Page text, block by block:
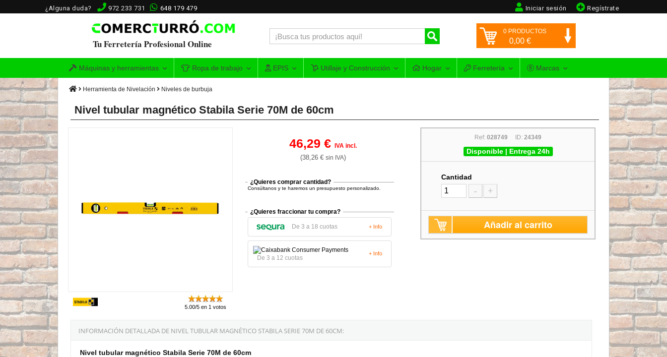
¿Alguna duda? 972 233 731 648 179 479 Regístrate
Iniciar sesión
Tu Ferretería Profesional Online
0 PRODUCTOS
0,00 €
Máquinas y herramientas Ropa de trabajo EPIS Utillaje y Construcción Hogar Ferretería Marcas
Herramienta de Nivelación Niveles de burbuja
Nivel tubular magnético Stabila Serie 70M de 60cm
5.00/5 en 1 votos
46,29 €IVA incl.
(38,26 €sin IVA)
¿Quieres comprar cantidad?
Consúltanos y te haremos un presupuesto personalizado.
¿Quieres fraccionar tu compra?
De 3 a 18 cuotas + Info
De 3 a 12 cuotas
+ Info
Ref:028749 ID:24349
Disponible | Entrega 24h
Cantidad
- +
Añadir al carrito
INFORMACIÓN DETALLADA DE NIVEL TUBULAR MAGNÉTICO STABILA SERIE 70M DE 60CM:
Nivel tubular magnético Stabila Serie 70M de 60cm